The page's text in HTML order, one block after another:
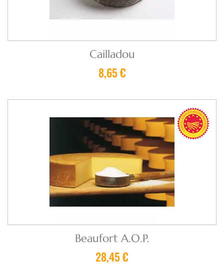
Cailladou
8,65 €
Beaufort A.O.P.
28,45 €